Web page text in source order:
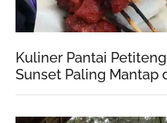
Kuliner Pantai
Sunset Paling Mantap